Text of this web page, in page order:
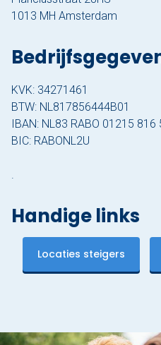
1013 MH Amsterdam
KVK: 34271461
BTW: NL817856444B01
IBAN: NL83 RABO 01215 816
BIC: RABONL2U
.
Handige links
Locaties steigers